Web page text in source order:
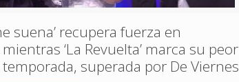
suena’ recupera fuerza en
‘La Revuelta’ marca su peor
superada por De Viernes